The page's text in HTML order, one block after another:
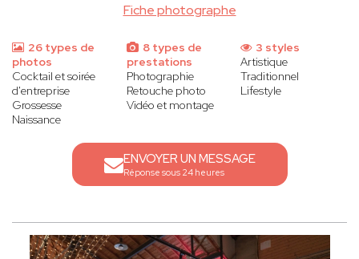
Fiche photographe
26 types de
photos
Cocktail et soirée
d'entreprise
Grossesse
Naissance
8 types de
prestations
Photographie
Retouche photo
Vidéo et montage
3 styles
Artistique
Traditionnel
Lifestyle
ENVOYER UN MESSAGE
Réponse sous 24 heures